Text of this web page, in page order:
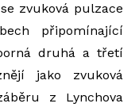
zvuková pulzace
připomínající
druhá a třetí
jako zvuková
z Lynchova